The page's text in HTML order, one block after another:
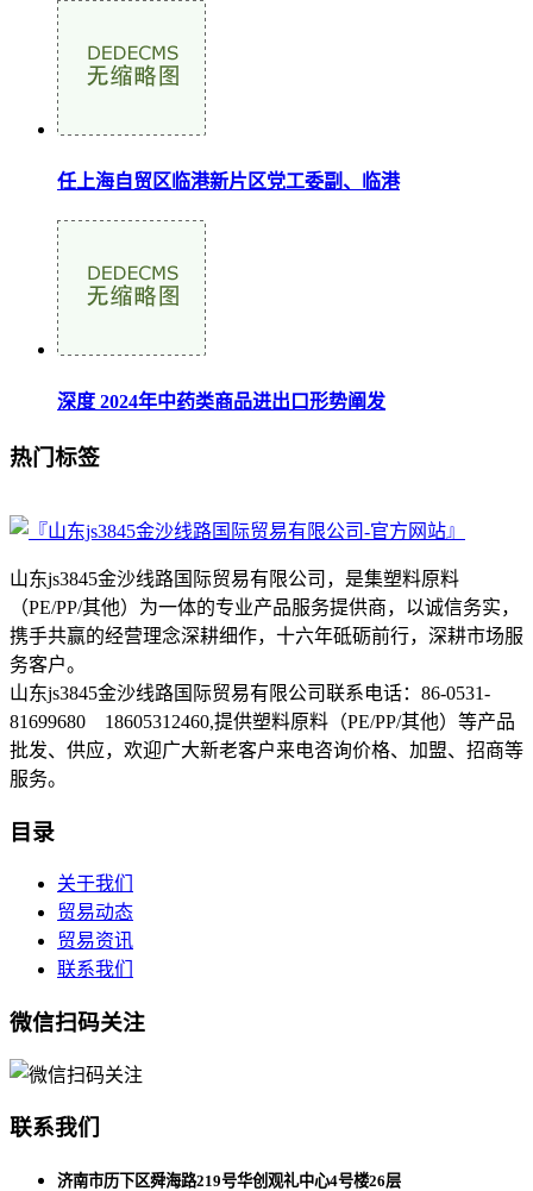
任上海自贸区临港新片区党工委副、临港
深度 2024年中药类商品进出口形势阐发
热门标签
山东js3845金沙线路国际贸易有限公司，是集塑料原料
（PE/PP/其他）为一体的专业产品服务提供商，以诚信务实，
携手共赢的经营理念深耕细作，十六年砥砺前行，深耕市场服
务客户。
山东js3845金沙线路国际贸易有限公司联系电话：86-0531-
81699680 18605312460,提供塑料原料（PE/PP/其他）等产品
批发、供应，欢迎广大新老客户来电咨询价格、加盟、招商等
服务。
目录
关于我们
贸易动态
贸易资讯
联系我们
微信扫码关注
联系我们
济南市历下区舜海路219号华创观礼中心4号楼26层